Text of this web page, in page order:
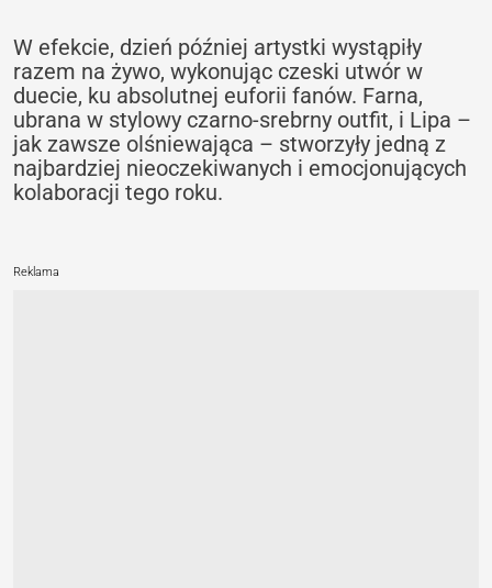
W efekcie, dzień później artystki wystąpiły
razem na żywo, wykonując czeski utwór w
duecie, ku absolutnej euforii fanów. Farna,
ubrana w stylowy czarno-srebrny outfit, i Lipa –
jak zawsze olśniewająca – stworzyły jedną z
najbardziej nieoczekiwanych i emocjonujących
kolaboracji tego roku.
Reklama